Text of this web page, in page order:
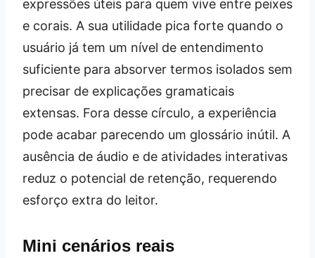
expressões úteis para quem vive entre peixes
e corais. A sua utilidade pica forte quando o
usuário já tem um nível de entendimento
suficiente para absorver termos isolados sem
precisar de explicações gramaticais
extensas. Fora desse círculo, a experiência
pode acabar parecendo um glossário inútil. A
ausência de áudio e de atividades interativas
reduz o potencial de retenção, requerendo
esforço extra do leitor.
Mini cenários reais